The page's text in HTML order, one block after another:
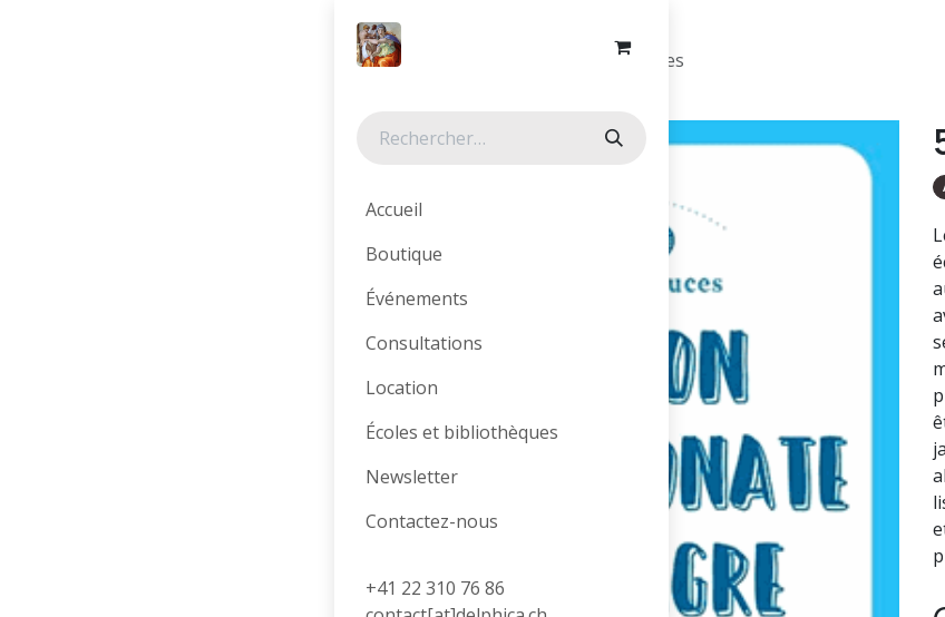
Accueil
Boutique
Événements
Consultations
Location
Écoles et bibliothèques
Newsletter
Contactez-nous
+41 22 310 76 86
Tous les produits 500 trucs & astuces